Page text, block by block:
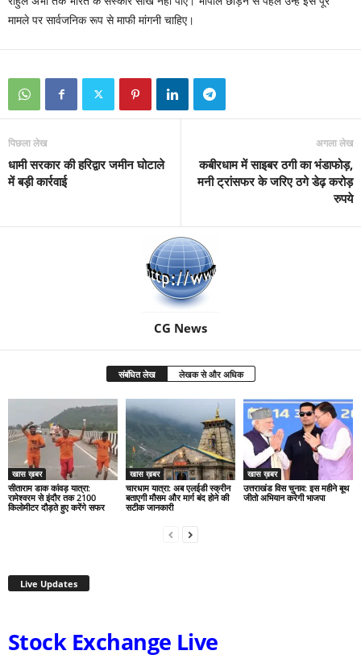
मामले पर सार्वजनिक रूप से माफी मांगनी चाहिए।
पिछला लेख
धामी सरकार की हरिद्वार जमीन घोटाले
में बड़ी कार्रवाई
अगला लेख
कबीरधाम में साइबर ठगी का भंडाफोड़,
मनी ट्रांसफर के जरिए ठगे डेढ़ करोड़
रुपये
CG News
संबंधित लेख लेखक से और अधिक
खास ख़बर
सीताराम डाक कांवड़ यात्रा:
रामेश्वरम से इंदौर तक 2100
किलोमीटर दौड़ते हुए करेंगे सफर
खास ख़बर
चारधाम यात्रा: अब एलईडी स्क्रीन
बताएगी मौसम और मार्ग बंद होने की
सटीक जानकारी
खास ख़बर
उत्तराखंड विस चुनाव: इस महीने बूथ
जीतो अभियान करेगी भाजपा
Live Updates
Stock Exchange Live